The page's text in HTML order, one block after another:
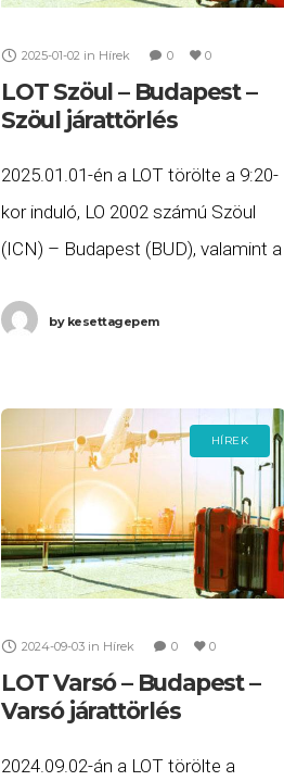
2025-01-02 in Hírek 0 0
LOT Szöul – Budapest –
Szöul járattörlés
2025.01.01-én a LOT törölte a 9:20-
kor induló, LO 2002 számú Szöul
(ICN) – Budapest (BUD), valamint a
Budapest (BUD) – Szöul (ICN)
bykesettagepem
HÍREK
2024-09-03 in Hírek 0 0
LOT Varsó – Budapest –
Varsó járattörlés
2024.09.02-án a LOT törölte a